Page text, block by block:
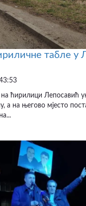
табле у
ћирилици Лепосавић
а на његово мјесто